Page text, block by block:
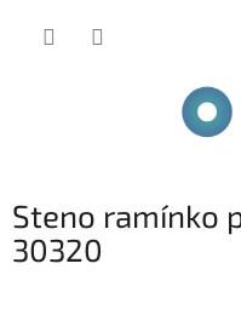
Steno ramínko
30320